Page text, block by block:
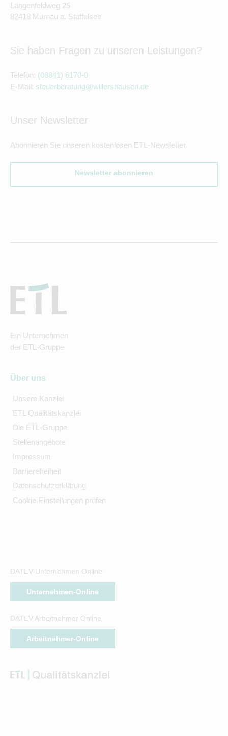
Längenfeldweg 25
82418 Murnau a. Staffelsee
Sie haben Fragen zu unseren Leistungen?
Telefon: (08841) 6170-0
E-Mail: steuerberatung@willershausen.de
Unser Newsletter
Abonnieren Sie unseren kostenlosen ETL-Newsletter.
Newsletter abonnieren
Ein Unternehmen
der ETL-Gruppe
Über uns
Unsere Kanzlei
ETL Qualitätskanzlei
Die ETL-Gruppe
Stellenangebote
Impressum
Barrierefreiheit
Datenschutzerklärung
Cookie-Einstellungen prüfen
DATEV Unternehmen Online
Unternehmen-Online
DATEV Arbeitnehmer Online
Arbeitnehmer-Online